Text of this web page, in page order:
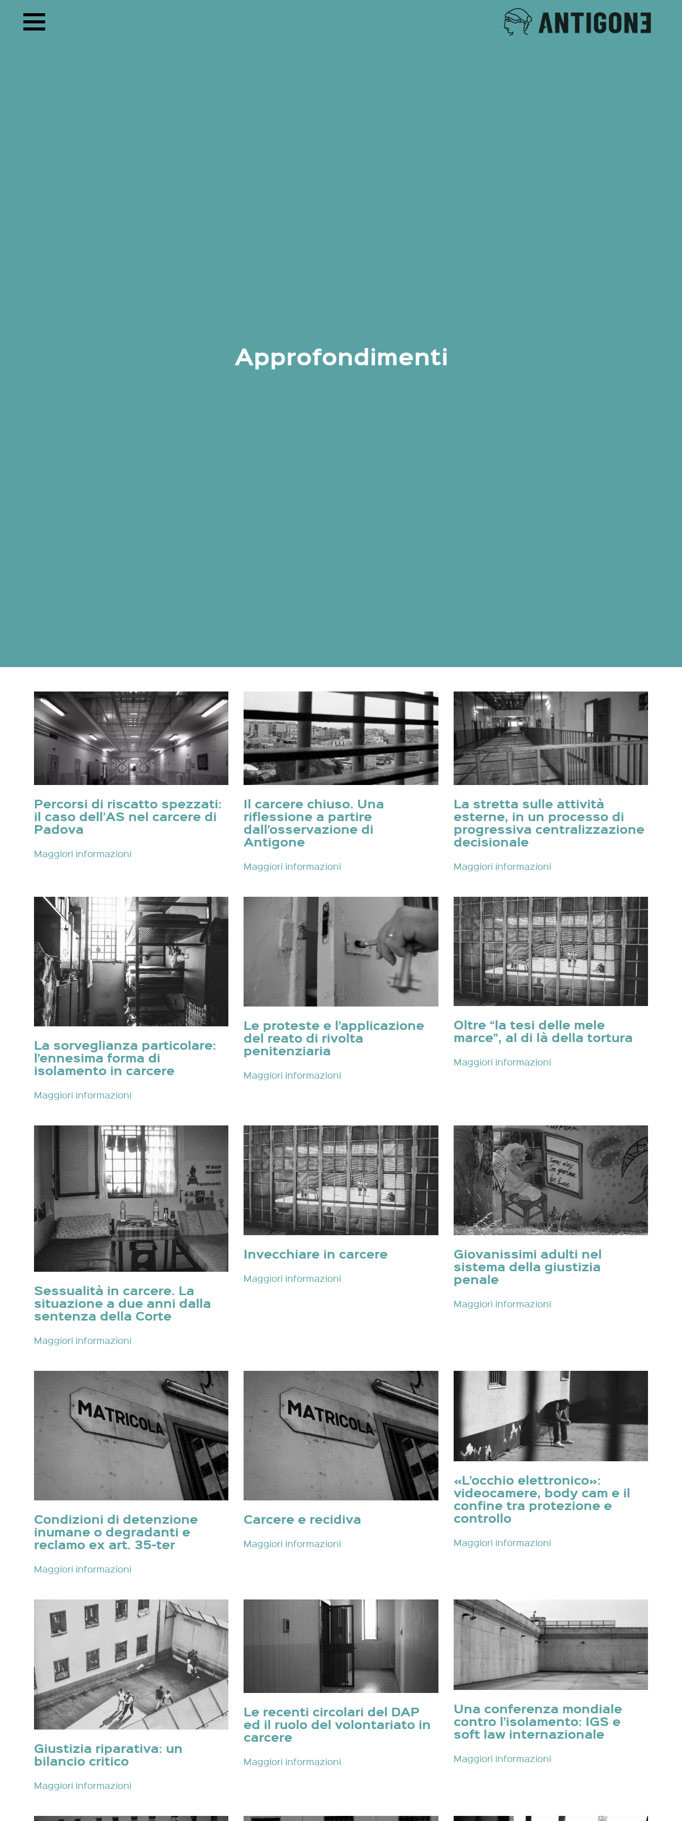
Approfondimenti
Percorsi di riscatto spezzati:
il caso dell’AS nel carcere di
Padova
Maggiori informazioni
Il carcere chiuso. Una
riflessione a partire
dall’osservazione di
Antigone
Maggiori informazioni
La stretta sulle attività
esterne, in un processo di
progressiva centralizzazione
decisionale
Maggiori informazioni
La sorveglianza particolare:
l’ennesima forma di
isolamento in carcere
Maggiori informazioni
Le proteste e l’applicazione
del reato di rivolta
penitenziaria
Maggiori informazioni
Oltre “la tesi delle mele
marce”, al di là della tortura
Maggiori informazioni
Sessualità in carcere. La
situazione a due anni dalla
sentenza della Corte
Maggiori informazioni
Invecchiare in carcere
Maggiori informazioni
Giovanissimi adulti nel
sistema della giustizia
penale
Maggiori informazioni
Condizioni di detenzione
inumane o degradanti e
reclamo ex art. 35-ter
Maggiori informazioni
Carcere e recidiva
Maggiori informazioni
«L’occhio elettronico»:
videocamere, body cam e il
confine tra protezione e
controllo
Maggiori informazioni
Giustizia riparativa: un
bilancio critico
Maggiori informazioni
Le recenti circolari del DAP
ed il ruolo del volontariato in
carcere
Maggiori informazioni
Una conferenza mondiale
contro l’isolamento: IGS e
soft law internazionale
Maggiori informazioni